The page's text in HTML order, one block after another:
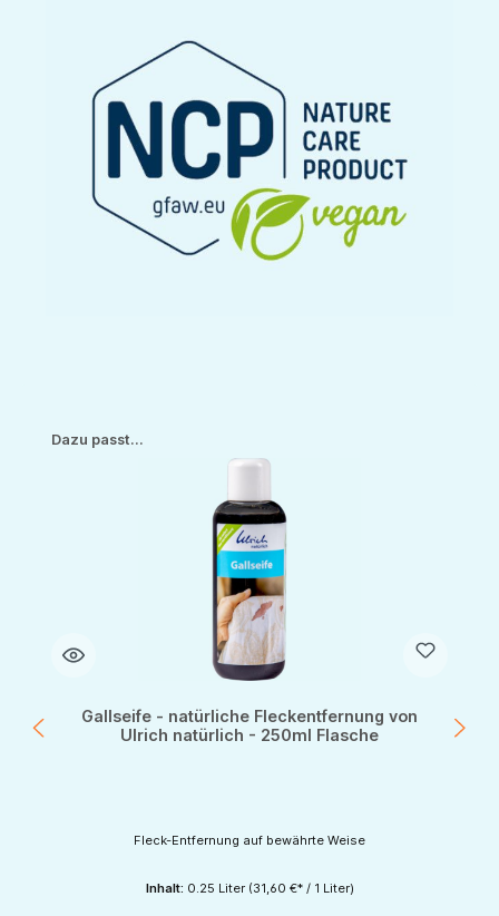
Produktgalerie überspringen
Dazu passt...
Gallseife - natürliche Fleckentfernung von
Ulrich natürlich - 250ml Flasche
Fleck-Entfernung auf bewährte Weise
Inhalt: 0.25 Liter (31,60 €* / 1 Liter)